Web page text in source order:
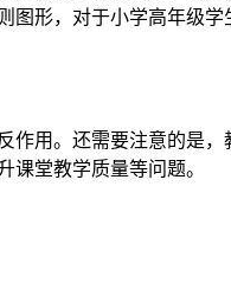
形，对于小学高年级学
作用。还需要注意的是
堂教学质量等问题。